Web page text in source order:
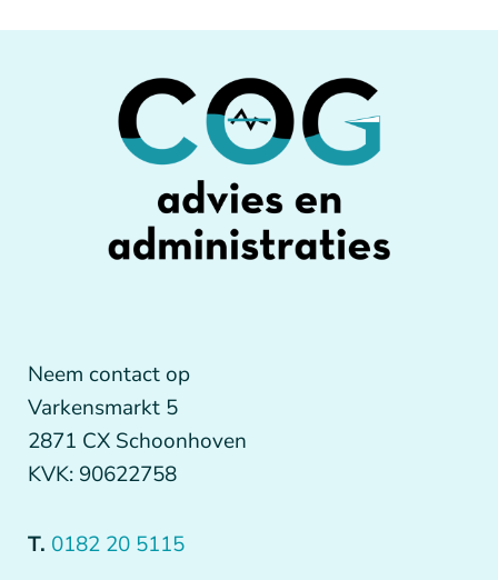
Neem contact op
Varkensmarkt 5
2871 CX Schoonhoven
KVK: 90622758
T. 0182 20 5115